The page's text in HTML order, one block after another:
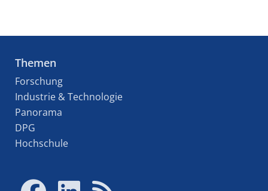
Themen
Forschung
Industrie & Technologie
Panorama
DPG
Hochschule